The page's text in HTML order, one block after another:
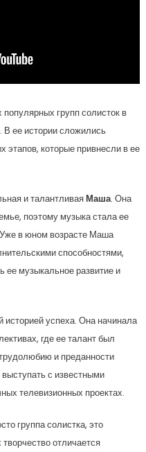
групп солисток в
В ее истории сложились
этапов, которые привнесли в ее
и талантливаяМаша. Она
поэтому музыка стала ее
Уже в юном возрасте Маша
способностями,
ее музыкальное развитие и
успеха. Она начинала
где ее талант был
и преданности
с известными
телевизионных проектах.
группа солистка, это
отличается